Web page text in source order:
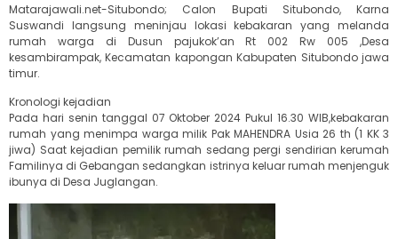
Matarajawali.net-Situbondo; Calon Bupati Situbondo, Karna
Suswandi langsung meninjau lokasi kebakaran yang melanda
rumah warga di Dusun pajukok’an Rt 002 Rw 005 ,Desa
kesambirampak, Kecamatan kapongan Kabupaten Situbondo jawa
timur.
Kronologi kejadian
Pada hari senin tanggal 07 Oktober 2024 Pukul 16.30 WIB,kebakaran
rumah yang menimpa warga milik Pak MAHENDRA Usia 26 th (1 KK 3
jiwa) Saat kejadian pemilik rumah sedang pergi sendirian kerumah
Familinya di Gebangan sedangkan istrinya keluar rumah menjenguk
ibunya di Desa Juglangan.